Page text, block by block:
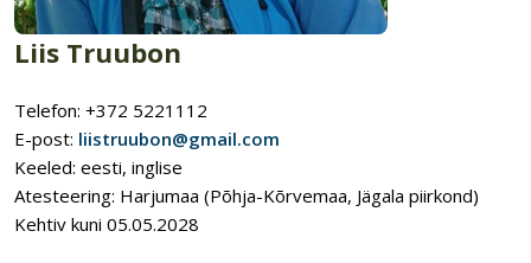
Liis Truubon
Telefon: +372 5221112
E-post: liistruubon@gmail.com
Keeled: eesti, inglise
Atesteering: Harjumaa (Põhja-Kõrvemaa, Jägala piirkond)
Kehtiv kuni 05.05.2028